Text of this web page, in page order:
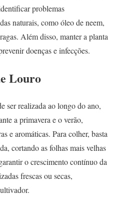
problemas
naturais, como óleo de neem,
Além disso, manter a planta
doenças e infecções.
Louro
ser realizada ao longo do ano,
a primavera e o verão,
e aromáticas. Para colher, basta
cortando as folhas mais velhas
o crescimento contínuo da
frescas ou secas,